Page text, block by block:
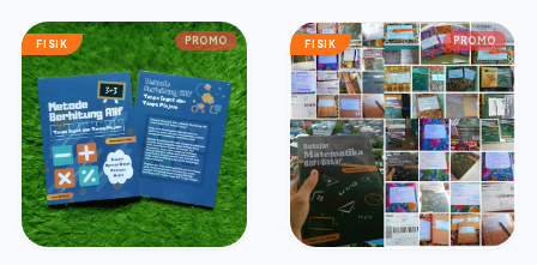
FISIK PROMO FISIK PROMO